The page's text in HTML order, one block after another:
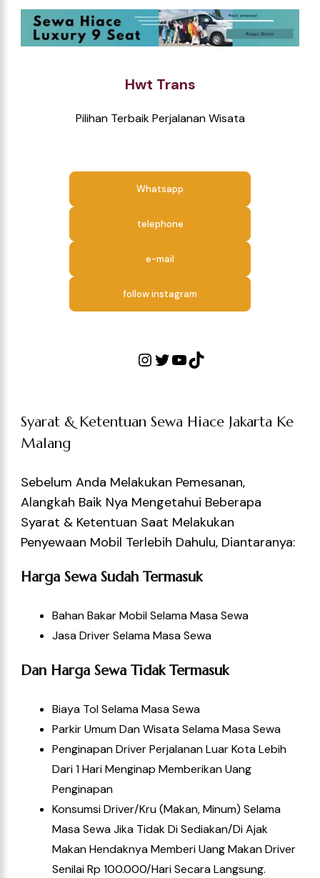
Hwt Trans
Pilihan Terbaik Perjalanan Wisata
Whatsapp
telephone
e-mail
follow instagram
Syarat & Ketentuan Sewa Hiace Jakarta Ke
Malang
Sebelum Anda Melakukan Pemesanan,
Alangkah Baik Nya Mengetahui Beberapa
Syarat & Ketentuan Saat Melakukan
Penyewaan Mobil Terlebih Dahulu, Diantaranya:
Harga Sewa Sudah Termasuk
Bahan Bakar Mobil Selama Masa Sewa
Jasa Driver Selama Masa Sewa
Dan Harga Sewa Tidak Termasuk
Biaya Tol Selama Masa Sewa
Parkir Umum Dan Wisata Selama Masa Sewa
Penginapan Driver Perjalanan Luar Kota Lebih
Dari 1 Hari Menginap Memberikan Uang
Penginapan
Konsumsi Driver/kru (Makan, Minum) Selama
Masa Sewa Jika Tidak Di Sediakan/di Ajak
Makan Hendaknya Memberi Uang Makan Driver
Senilai Rp 100.000/hari Secara Langsung.